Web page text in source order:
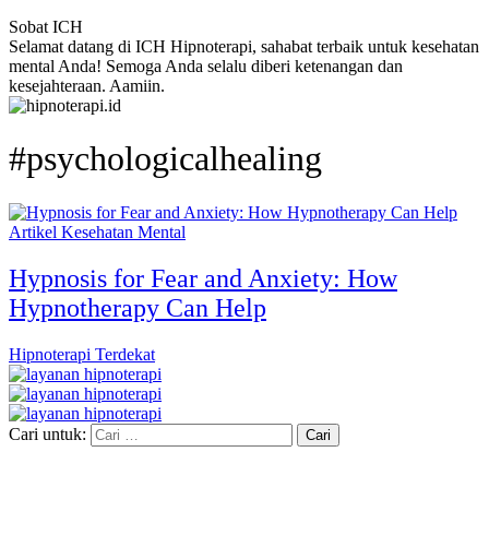
Sobat ICH
Selamat datang di ICH Hipnoterapi, sahabat terbaik untuk kesehatan
mental Anda! Semoga Anda selalu diberi ketenangan dan
kesejahteraan. Aamiin.
#psychologicalhealing
Artikel Kesehatan Mental
Hypnosis for Fear and Anxiety: How
Hypnotherapy Can Help
Hipnoterapi Terdekat
Cari untuk: